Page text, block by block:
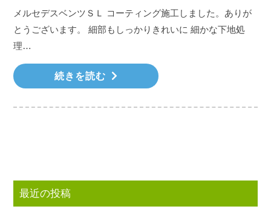
メルセデスベンツＳＬ コーティング施工しました。ありが
とうございます。 細部もしっかりきれいに 細かな下地処
理…
続きを読む
最近の投稿